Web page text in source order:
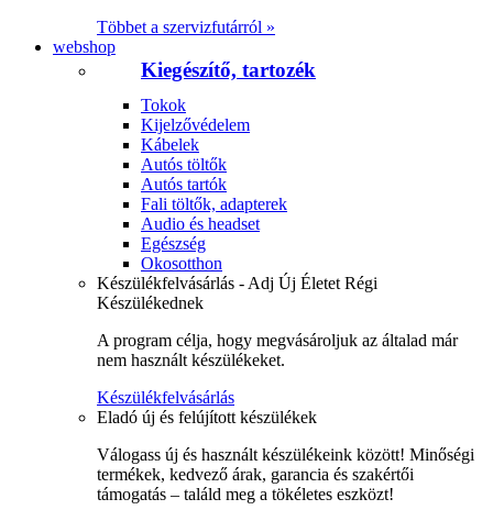
Többet a szervizfutárról »
webshop
Kiegészítő, tartozék
Tokok
Kijelzővédelem
Kábelek
Autós töltők
Autós tartók
Fali töltők, adapterek
Audio és headset
Egészség
Okosotthon
Készülékfelvásárlás - Adj Új Életet Régi
Készülékednek
A program célja, hogy megvásároljuk az általad már
nem használt készülékeket.
Készülékfelvásárlás
Eladó új és felújított készülékek
Válogass új és használt készülékeink között! Minőségi
termékek, kedvező árak, garancia és szakértői
támogatás – találd meg a tökéletes eszközt!